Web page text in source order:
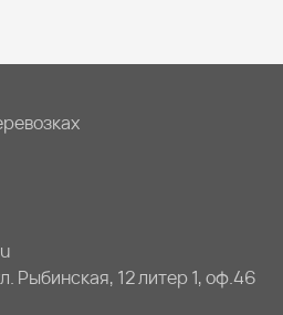
Рыбинская, 12 литер 1, оф.46